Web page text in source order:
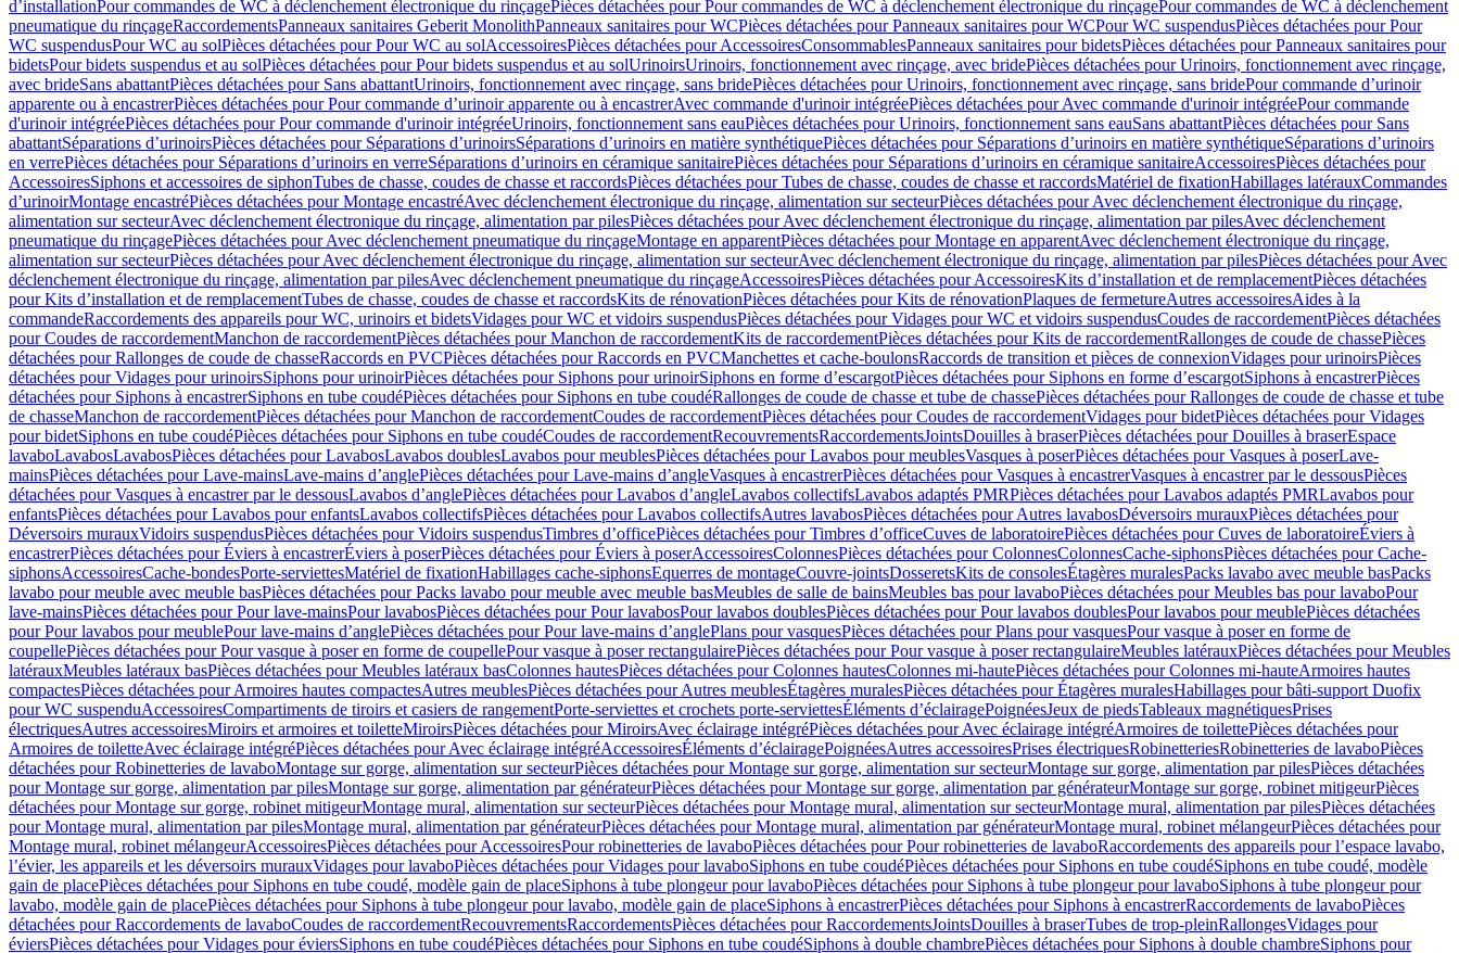
d’installationPour commandes de WC à déclenchement électronique du rinçagePièces détachées pour Pour commandes de WC à déclenchement électronique du rinçagePour commandes de WC à déclenchement
pneumatique du rinçageRaccordementsPanneaux sanitaires Geberit MonolithPanneaux sanitaires pour WCPièces détachées pour Panneaux sanitaires pour WCPour WC suspendusPièces détachées pour Pour
WC suspendusPour WC au solPièces détachées pour Pour WC au solAccessoiresPièces détachées pour AccessoiresConsommablesPanneaux sanitaires pour bidetsPièces détachées pour Panneaux sanitaires pour
bidetsPour bidets suspendus et au solPièces détachées pour Pour bidets suspendus et au solUrinoirsUrinoirs, fonctionnement avec rinçage, avec bridePièces détachées pour Urinoirs, fonctionnement avec rinçage,
avec brideSans abattantPièces détachées pour Sans abattantUrinoirs, fonctionnement avec rinçage, sans bridePièces détachées pour Urinoirs, fonctionnement avec rinçage, sans bridePour commande d’urinoir
apparente ou à encastrerPièces détachées pour Pour commande d’urinoir apparente ou à encastrerAvec commande d'urinoir intégréePièces détachées pour Avec commande d'urinoir intégréePour commande
d'urinoir intégréePièces détachées pour Pour commande d'urinoir intégréeUrinoirs, fonctionnement sans eauPièces détachées pour Urinoirs, fonctionnement sans eauSans abattantPièces détachées pour Sans
abattantSéparations d’urinoirsPièces détachées pour Séparations d’urinoirsSéparations d’urinoirs en matière synthétiquePièces détachées pour Séparations d’urinoirs en matière synthétiqueSéparations d’urinoirs
en verrePièces détachées pour Séparations d’urinoirs en verreSéparations d’urinoirs en céramique sanitairePièces détachées pour Séparations d’urinoirs en céramique sanitaireAccessoiresPièces détachées pour
AccessoiresSiphons et accessoires de siphonTubes de chasse, coudes de chasse et raccordsPièces détachées pour Tubes de chasse, coudes de chasse et raccordsMatériel de fixationHabillages latérauxCommandes
dʼurinoirMontage encastréPièces détachées pour Montage encastréAvec déclenchement électronique du rinçage, alimentation sur secteurPièces détachées pour Avec déclenchement électronique du rinçage,
alimentation sur secteurAvec déclenchement électronique du rinçage, alimentation par pilesPièces détachées pour Avec déclenchement électronique du rinçage, alimentation par pilesAvec déclenchement
pneumatique du rinçagePièces détachées pour Avec déclenchement pneumatique du rinçageMontage en apparentPièces détachées pour Montage en apparentAvec déclenchement électronique du rinçage,
alimentation sur secteurPièces détachées pour Avec déclenchement électronique du rinçage, alimentation sur secteurAvec déclenchement électronique du rinçage, alimentation par pilesPièces détachées pour Avec
déclenchement électronique du rinçage, alimentation par pilesAvec déclenchement pneumatique du rinçageAccessoiresPièces détachées pour AccessoiresKits d’installation et de remplacementPièces détachées
pour Kits d’installation et de remplacementTubes de chasse, coudes de chasse et raccordsKits de rénovationPièces détachées pour Kits de rénovationPlaques de fermetureAutres accessoiresAides à la
commandeRaccordements des appareils pour WC, urinoirs et bidetsVidages pour WC et vidoirs suspendusPièces détachées pour Vidages pour WC et vidoirs suspendusCoudes de raccordementPièces détachées
pour Coudes de raccordementManchon de raccordementPièces détachées pour Manchon de raccordementKits de raccordementPièces détachées pour Kits de raccordementRallonges de coude de chassePièces
détachées pour Rallonges de coude de chasseRaccords en PVCPièces détachées pour Raccords en PVCManchettes et cache-boulonsRaccords de transition et pièces de connexionVidages pour urinoirsPièces
détachées pour Vidages pour urinoirsSiphons pour urinoirPièces détachées pour Siphons pour urinoirSiphons en forme d’escargotPièces détachées pour Siphons en forme d’escargotSiphons à encastrerPièces
détachées pour Siphons à encastrerSiphons en tube coudéPièces détachées pour Siphons en tube coudéRallonges de coude de chasse et tube de chassePièces détachées pour Rallonges de coude de chasse et tube
de chasseManchon de raccordementPièces détachées pour Manchon de raccordementCoudes de raccordementPièces détachées pour Coudes de raccordementVidages pour bidetPièces détachées pour Vidages
pour bidetSiphons en tube coudéPièces détachées pour Siphons en tube coudéCoudes de raccordementRecouvrementsRaccordementsJointsDouilles à braserPièces détachées pour Douilles à braserEspace
lavaboLavabosLavabosPièces détachées pour LavabosLavabos doublesLavabos pour meublesPièces détachées pour Lavabos pour meublesVasques à poserPièces détachées pour Vasques à poserLave-
mainsPièces détachées pour Lave-mainsLave-mains d’anglePièces détachées pour Lave-mains d’angleVasques à encastrerPièces détachées pour Vasques à encastrerVasques à encastrer par le dessousPièces
détachées pour Vasques à encastrer par le dessousLavabos d’anglePièces détachées pour Lavabos d’angleLavabos collectifsLavabos adaptés PMRPièces détachées pour Lavabos adaptés PMRLavabos pour
enfantsPièces détachées pour Lavabos pour enfantsLavabos collectifsPièces détachées pour Lavabos collectifsAutres lavabosPièces détachées pour Autres lavabosDéversoirs murauxPièces détachées pour
Déversoirs murauxVidoirs suspendusPièces détachées pour Vidoirs suspendusTimbres dʼofficePièces détachées pour Timbres dʼofficeCuves de laboratoirePièces détachées pour Cuves de laboratoireÉviers à
encastrerPièces détachées pour Éviers à encastrerÉviers à poserPièces détachées pour Éviers à poserAccessoiresColonnesPièces détachées pour ColonnesColonnesCache-siphonsPièces détachées pour Cache-
siphonsAccessoiresCache-bondesPorte-serviettesMatériel de fixationHabillages cache-siphonsEquerres de montageCouvre-jointsDosseretsKits de consolesÉtagères muralesPacks lavabo avec meuble basPacks
lavabo pour meuble avec meuble basPièces détachées pour Packs lavabo pour meuble avec meuble basMeubles de salle de bainsMeubles bas pour lavaboPièces détachées pour Meubles bas pour lavaboPour
lave-mainsPièces détachées pour Pour lave-mainsPour lavabosPièces détachées pour Pour lavabosPour lavabos doublesPièces détachées pour Pour lavabos doublesPour lavabos pour meublePièces détachées
pour Pour lavabos pour meublePour lave-mains d’anglePièces détachées pour Pour lave-mains d’anglePlans pour vasquesPièces détachées pour Plans pour vasquesPour vasque à poser en forme de
coupellePièces détachées pour Pour vasque à poser en forme de coupellePour vasque à poser rectangulairePièces détachées pour Pour vasque à poser rectangulaireMeubles latérauxPièces détachées pour Meubles
latérauxMeubles latéraux basPièces détachées pour Meubles latéraux basColonnes hautesPièces détachées pour Colonnes hautesColonnes mi-hautePièces détachées pour Colonnes mi-hauteArmoires hautes
compactesPièces détachées pour Armoires hautes compactesAutres meublesPièces détachées pour Autres meublesÉtagères muralesPièces détachées pour Étagères muralesHabillages pour bâti-support Duofix
pour WC suspenduAccessoiresCompartiments de tiroirs et casiers de rangementPorte-serviettes et crochets porte-serviettesÉléments d’éclairagePoignéesJeux de piedsTableaux magnétiquesPrises
électriquesAutres accessoiresMiroirs et armoires et toiletteMiroirsPièces détachées pour MiroirsAvec éclairage intégréPièces détachées pour Avec éclairage intégréArmoires de toilettePièces détachées pour
Armoires de toiletteAvec éclairage intégréPièces détachées pour Avec éclairage intégréAccessoiresÉléments d’éclairagePoignéesAutres accessoiresPrises électriquesRobinetteriesRobinetteries de lavaboPièces
détachées pour Robinetteries de lavaboMontage sur gorge, alimentation sur secteurPièces détachées pour Montage sur gorge, alimentation sur secteurMontage sur gorge, alimentation par pilesPièces détachées
pour Montage sur gorge, alimentation par pilesMontage sur gorge, alimentation par générateurPièces détachées pour Montage sur gorge, alimentation par générateurMontage sur gorge, robinet mitigeurPièces
détachées pour Montage sur gorge, robinet mitigeurMontage mural, alimentation sur secteurPièces détachées pour Montage mural, alimentation sur secteurMontage mural, alimentation par pilesPièces détachées
pour Montage mural, alimentation par pilesMontage mural, alimentation par générateurPièces détachées pour Montage mural, alimentation par générateurMontage mural, robinet mélangeurPièces détachées pour
Montage mural, robinet mélangeurAccessoiresPièces détachées pour AccessoiresPour robinetteries de lavaboPièces détachées pour Pour robinetteries de lavaboRaccordements des appareils pour l’espace lavabo,
l’évier, les appareils et les déversoirs murauxVidages pour lavaboPièces détachées pour Vidages pour lavaboSiphons en tube coudéPièces détachées pour Siphons en tube coudéSiphons en tube coudé, modèle
gain de placePièces détachées pour Siphons en tube coudé, modèle gain de placeSiphons à tube plongeur pour lavaboPièces détachées pour Siphons à tube plongeur pour lavaboSiphons à tube plongeur pour
lavabo, modèle gain de placePièces détachées pour Siphons à tube plongeur pour lavabo, modèle gain de placeSiphons à encastrerPièces détachées pour Siphons à encastrerRaccordements de lavaboPièces
détachées pour Raccordements de lavaboCoudes de raccordementRecouvrementsRaccordementsPièces détachées pour RaccordementsJointsDouilles à braserTubes de trop-pleinRallongesVidages pour
éviersPièces détachées pour Vidages pour éviersSiphons en tube coudéPièces détachées pour Siphons en tube coudéSiphons à double chambrePièces détachées pour Siphons à double chambreSiphons pour